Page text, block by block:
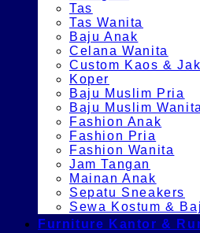
Tas
Tas Wanita
Baju Anak
Celana Wanita
Custom Kaos &
Koper
Baju Muslim Pria
Baju Muslim Wanita
Fashion Anak
Fashion Pria
Fashion Wanita
Jam Tangan
Mainan Anak
Sepatu Sneakers
Sewa Kostum &
Furniture Kantor &